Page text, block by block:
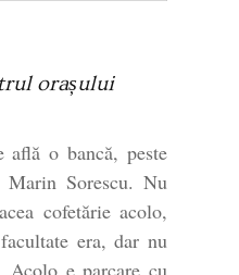
orașului
află o bancă, peste
Marin Sorescu. Nu
cofetărie acolo,
era, dar nu